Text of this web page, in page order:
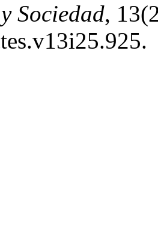
Sociedad,